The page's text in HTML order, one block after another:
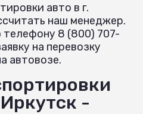
авто в г.
наш менеджер.
8 (800) 707-
на перевозку
автовозе.
-